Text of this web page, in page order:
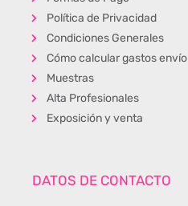
Política de Privacidad
Condiciones Generales
Cómo calcular gastos envío
Muestras
Alta Profesionales
Exposición y venta
DATOS DE CONTACTO